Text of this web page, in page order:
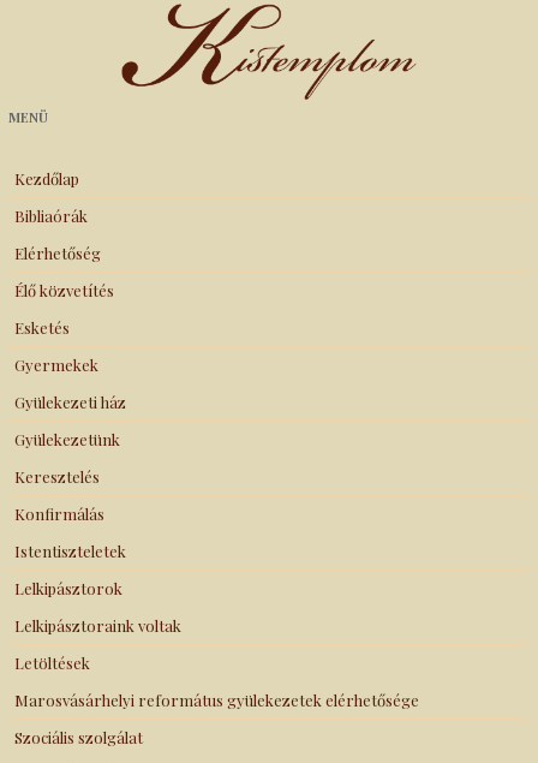
Kistemplom
MENÜ
Kezdőlap
Bibliaórák
Elérhetőség
Élő közvetítés
Esketés
Gyermekek
Gyülekezeti ház
Gyülekezetünk
Keresztelés
Konfirmálás
Istentiszteletek
Lelkipásztorok
Lelkipásztoraink voltak
Letöltések
Marosvásárhelyi református gyülekezetek elérhetősége
Szociális szolgálat